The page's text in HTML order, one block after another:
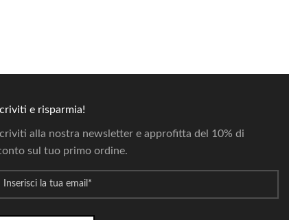
e risparmia!
alla nostra newsletter e approfitta del 10% di
sul tuo primo ordine.